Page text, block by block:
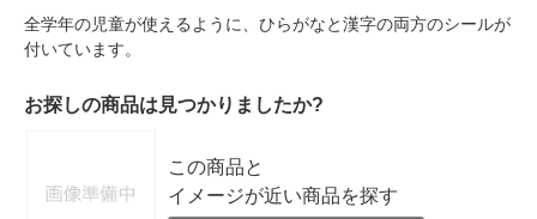
全学年の児童が使えるように、ひらがなと漢字の両方のシールが
付いています。
お探しの商品は見つかりましたか?
この商品と
イメージが近い商品を探す